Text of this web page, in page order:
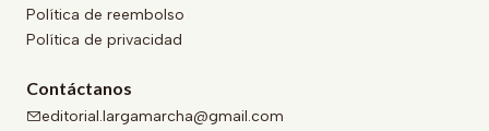
Política de reembolso
Política de privacidad
Contáctanos
editorial.largamarcha@gmail.com